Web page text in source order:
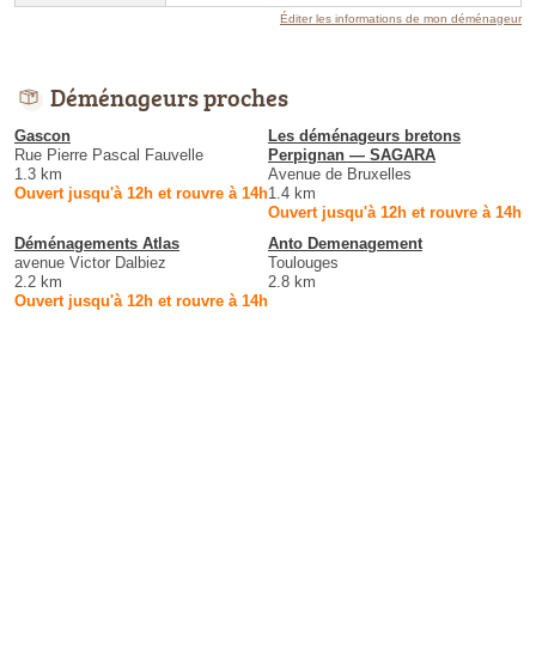
Éditer les informations de mon déménageur
Déménageurs proches
Gascon
Rue Pierre Pascal Fauvelle
1.3 km
Ouvert jusqu'à 12h et rouvre à 14h
Les déménageurs bretons
Perpignan — SAGARA
Avenue de Bruxelles
1.4 km
Ouvert jusqu'à 12h et rouvre à 14h
Déménagements Atlas
avenue Victor Dalbiez
2.2 km
Ouvert jusqu'à 12h et rouvre à 14h
Anto Demenagement
Toulouges
2.8 km